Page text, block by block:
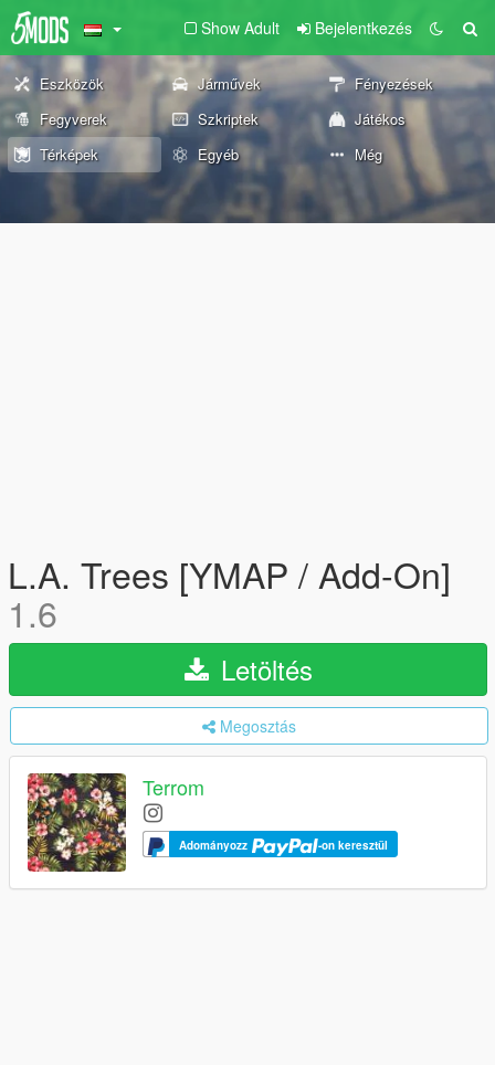
Show Adult Bejelentkezés
Eszközök Járművek
Fényezések
Fegyverek
Szkriptek
Játékos
Térképek
Egyéb Még
L.A. Trees [YMAP / Add-On]
1.6
Letöltés
Megosztás
Terrom
Adományozz -on keresztül